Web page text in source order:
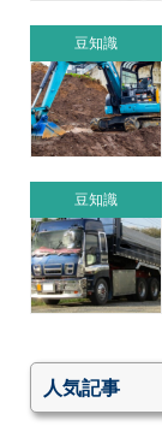
豆知識
豆知識
人気記事